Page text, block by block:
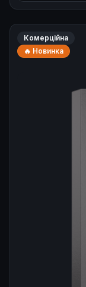
Комерційна
🔥 Новинка